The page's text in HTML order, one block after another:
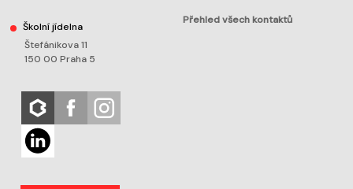
Školní jídelna
Štefánikova 11
150 00 Praha 5
Přehled všech kontaktů